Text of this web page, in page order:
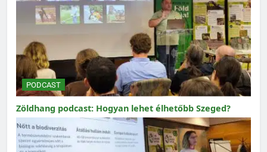
PODCAST
Zöldhang podcast: Hogyan lehet élhetőbb Szeged?